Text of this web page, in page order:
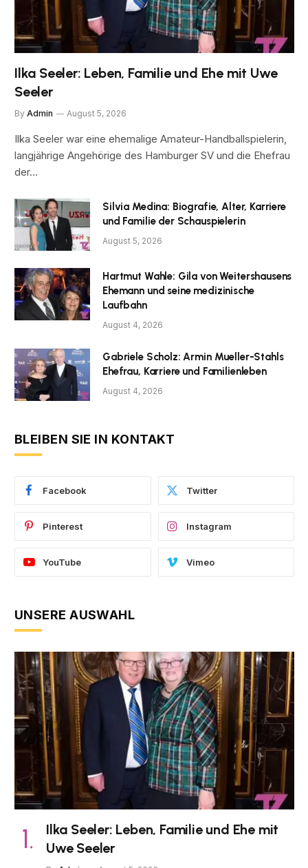
Ilka Seeler: Leben, Familie und Ehe mit Uwe
Seeler
By Admin August 5, 2026
Ilka Seeler war eine ehemalige Amateur-Handballspielerin,
langjährige Angehörige des Hamburger SV und die Ehefrau
der…
Silvia Medina: Biografie, Alter, Karriere
und Familie der Schauspielerin
August 5, 2026
Hartmut Wahle: Gila von Weitershausens
Ehemann und seine medizinische
Laufbahn
August 4, 2026
Gabriele Scholz: Armin Mueller-Stahls
Ehefrau, Karriere und Familienleben
August 4, 2026
BLEIBEN SIE IN KONTAKT
Facebook Twitter
Pinterest Instagram
YouTube Vimeo
UNSERE AUSWAHL
Ilka Seeler: Leben, Familie und Ehe mit
Uwe Seeler